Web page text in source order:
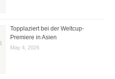
Topplaziert bei der Weltcup-
Premiere in Asien
May 4, 2026